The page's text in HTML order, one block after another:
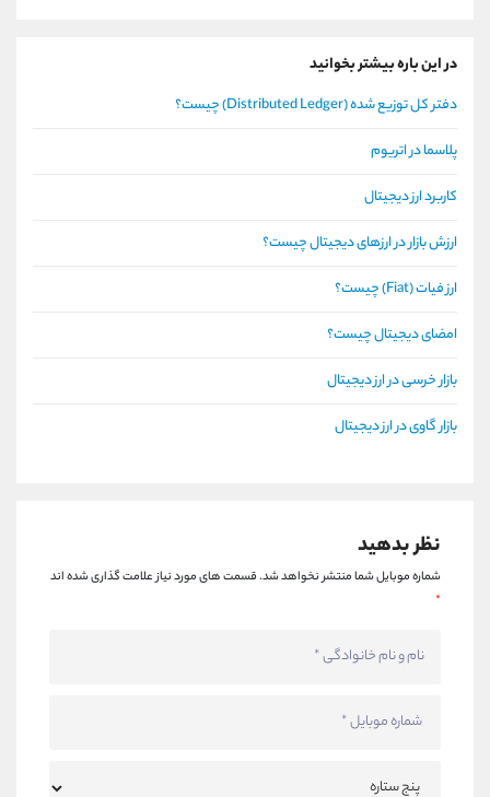
در این باره بیشتر بخوانید
دفتر کل توزیع شده (Distributed Ledger) چیست؟
پلاسما در اتریوم
کاربرد ارز دیجیتال
ارزش بازار در ارزهای دیجیتال چیست؟
ارز فیات (Fiat) چیست؟
امضای دیجیتال چیست؟
بازار خرسی در ارز دیجیتال
بازار گاوی در ارز دیجیتال
نظر بدهید
شماره موبایل شما منتشر نخواهد شد.قسمت های مورد نیاز علامت گذاری شده اند
*